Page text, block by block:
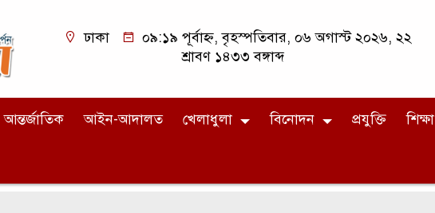
ঢাকা
০৯:১৯ পূর্বাহ্ন, বৃহস্পতিবার, ০৬ অগাস্ট ২০২৬, ২২
শ্রাবণ ১৪৩৩ বঙ্গাব্দ
আন্তর্জাতিক আইন-আদালত খেলাধুলা বিনোদন প্রযুক্তি শিক্ষা